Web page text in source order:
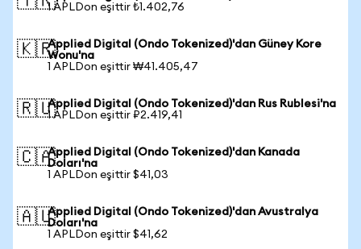
1 APLDon eşittir ₺1.402,76
🇰🇷Applied Digital (Ondo Tokenized)'dan Güney Kore
Wonu'na
1 APLDon eşittir ₩41.405,47
🇷🇺Applied Digital (Ondo Tokenized)'dan Rus Rublesi'na
1 APLDon eşittir ₽2.419,41
🇨🇦Applied Digital (Ondo Tokenized)'dan Kanada
Doları'na
1 APLDon eşittir $41,03
🇦🇺Applied Digital (Ondo Tokenized)'dan Avustralya
Doları'na
1 APLDon eşittir $41,62